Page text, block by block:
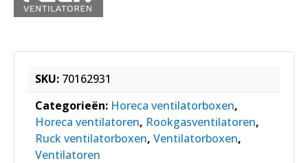
SKU: 70162931
Categorieën: Horeca ventilatorboxen,
Horeca ventilatoren, Rookgasventilatoren,
Ruck ventilatorboxen, Ventilatorboxen,
Ventilatoren